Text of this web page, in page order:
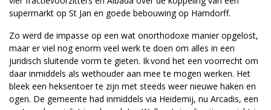
supermarkt op St Jan en goede bebouwing op Hamdorff.
Zo werd de impasse op een wat onorthodoxe manier opgelost,
maar er viel nog enorm veel werk te doen om alles in een
juridisch sluitende vorm te gieten. Ik vond het een voorrecht om
daar inmiddels als wethouder aan mee te mogen werken. Het
bleek een heksentoer te zijn met steeds weer nieuwe haken en
ogen. De gemeente had inmiddels via Heidemij, nu Arcadis, een